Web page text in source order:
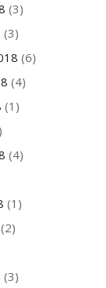
(3)
(3)
(6)
(4)
(1)
(4)
(1)
(2)
(3)